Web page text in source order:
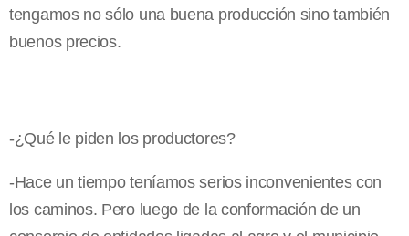
tengamos no sólo una buena producción sino también
buenos precios.
-¿Qué le piden los productores?
-Hace un tiempo teníamos serios inconvenientes con
los caminos. Pero luego de la conformación de un